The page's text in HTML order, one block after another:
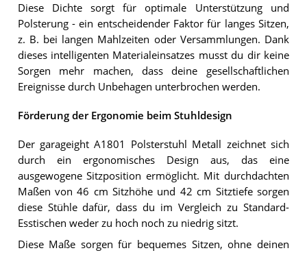
Diese Dichte sorgt für optimale Unterstützung und
Polsterung - ein entscheidender Faktor für langes Sitzen,
z. B. bei langen Mahlzeiten oder Versammlungen. Dank
dieses intelligenten Materialeinsatzes musst du dir keine
Sorgen mehr machen, dass deine gesellschaftlichen
Ereignisse durch Unbehagen unterbrochen werden.
Förderung der Ergonomie beim Stuhldesign
Der garageight A1801 Polsterstuhl Metall zeichnet sich
durch ein ergonomisches Design aus, das eine
ausgewogene Sitzposition ermöglicht. Mit durchdachten
Maßen von 46 cm Sitzhöhe und 42 cm Sitztiefe sorgen
diese Stühle dafür, dass du im Vergleich zu Standard-
Esstischen weder zu hoch noch zu niedrig sitzt.
Diese Maße sorgen für bequemes Sitzen, ohne deinen